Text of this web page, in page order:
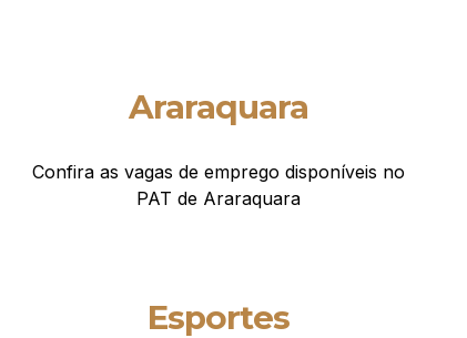
Araraquara
Confira as vagas de emprego disponíveis no
PAT de Araraquara
Esportes